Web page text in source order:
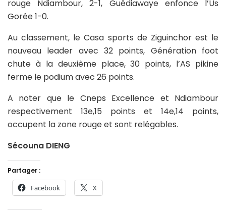
rouge Ndiambour, 2-1, Guédiawaye enfonce l’Us
Gorée 1-0.
Au classement, le Casa sports de Ziguinchor est le
nouveau leader avec 32 points, Génération foot
chute à la deuxième place, 30 points, l’AS pikine
ferme le podium avec 26 points.
A noter que le Cneps Excellence et Ndiambour
respectivement 13e,15 points et 14e,14 points,
occupent la zone rouge et sont relégables.
Sécouna DIENG
Partager :
Facebook X